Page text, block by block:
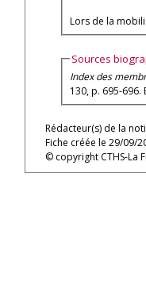
Lors de la
Sources
Index des
130, p. 695-696.
Rédacteur(s) de la
Fiche créée le 29/09/
© copyright CTHS-La